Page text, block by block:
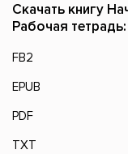
Скачать книгу
Рабочая тетрадь:
FB2
EPUB
PDF
TXT